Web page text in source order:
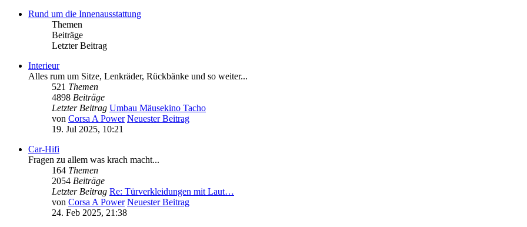
Rund um die Innenausstattung
Themen
Beiträge
Letzter Beitrag
Interieur
Alles rum um Sitze, Lenkräder, Rückbänke und so weiter...
521 Themen
4898 Beiträge
Letzter Beitrag Umbau Mäusekino Tacho
von Corsa A Power Neuester Beitrag
19. Jul 2025, 10:21
Car-Hifi
Fragen zu allem was krach macht...
164 Themen
2054 Beiträge
Letzter Beitrag Re: Türverkleidungen mit Laut…
von Corsa A Power Neuester Beitrag
24. Feb 2025, 21:38